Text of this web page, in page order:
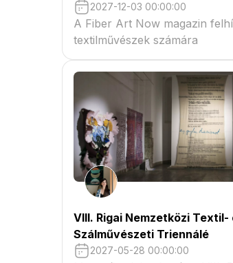
2027-12-03 00:00:00
A Fiber Art Now magazin
textilművészek számára
VIII. Rigai Nemzetközi Textil-
Szálművészeti Triennálé
2027-05-28 00:00:00